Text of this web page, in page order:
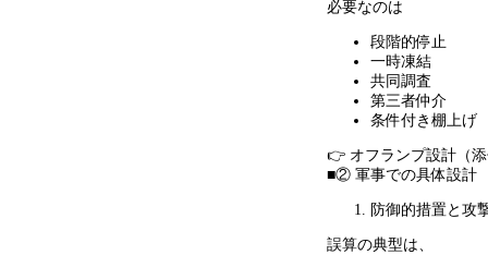
必要なのは
段階的停止
一時凍結
共同調査
第三者仲介
条件付き棚上げ
👉 オフランプ設計（
■② 軍事での具体設計
防御的措置と攻
誤算の典型は、